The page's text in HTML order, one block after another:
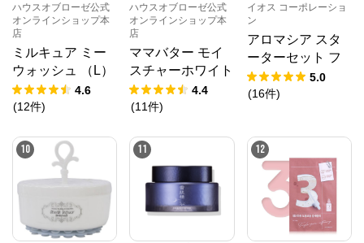
ハウスオブローゼ公式
オンラインショップ本
店
ミルキュア ミー
ウォッシュ （L）
375mL
4.6
(12件)
ハウスオブローゼ公式
オンラインショップ本
店
ママバター モイ
スチャーホワイト
クリーム 40g
4.4
(11件)
イオス コーポレーショ
ン
アロマシア スタ
ーターセット フ
ルラインセット A
Cシリーズ7種 ト
ンフレット
5.0
(16件)
10 11 12